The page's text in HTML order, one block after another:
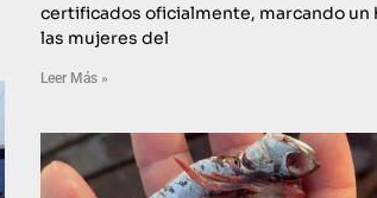
certificados oficialmente, marcando un
las mujeres del
Leer Más »